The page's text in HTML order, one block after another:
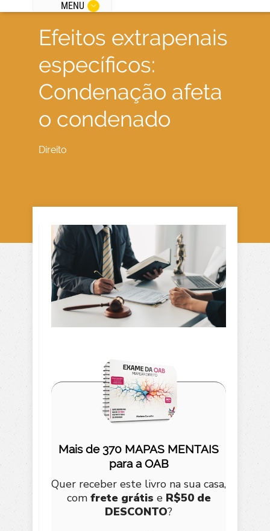
MENU
Efeitos extrapenais
específicos:
Condenação afeta
o condenado
Direito
Mais de 370 MAPAS MENTAIS
para a OAB
Quer receber este livro na sua casa,
com frete grátis e R$50 de
DESCONTO?